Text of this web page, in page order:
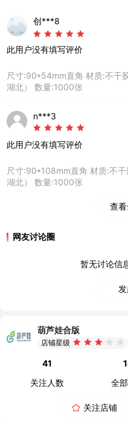
创***8
此用户没有填写评价
尺寸:90*54mm直角 材质:不干
湖北） 数量:1000张
n***3
此用户没有填写评价
尺寸:90*108mm直角 材质:不
湖北） 数量:1000张
查
网友讨论圈
暂无讨论信
葫芦娃合版
店铺星级
41
关注人数
全
关注店铺